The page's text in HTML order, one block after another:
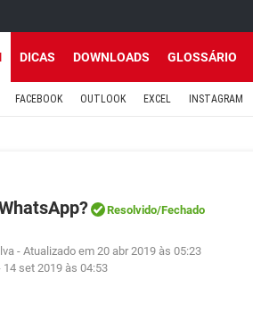
DICAS DOWNLOADS GLOSSÁRIO
FACEBOOK OUTLOOK EXCEL INSTAGRAM
Resolvido/Fechado
- Atualizado em 20 abr 2019 às 05:23
14 set 2019 às 04:53